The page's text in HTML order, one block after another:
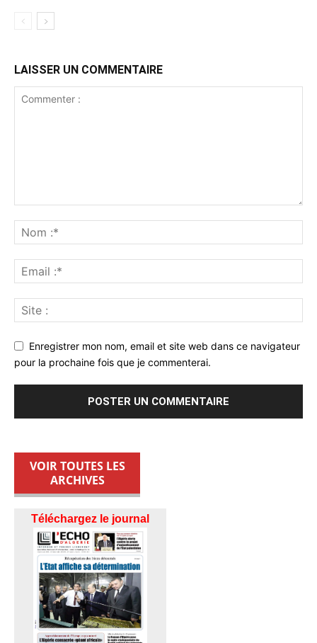
LAISSER UN COMMENTAIRE
Enregistrer mon nom, email et site web dans ce navigateur
pour la prochaine fois que je commenterai.
VOIR TOUTES LES
ARCHIVES